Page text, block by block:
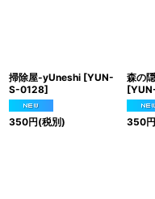
掃除屋-yUneshi [YUN-
S-0128]
350円(税別)
森の
[
350円